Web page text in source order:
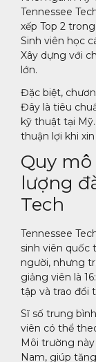
Tennessee
xếp Top 2
Sinh viên học
Xây dựng với
lớn.
Đặc biệt,
Đây là tiêu
kỹ thuật tại
thuận lợi khi
Quy
lượng
Tech
Tennessee
sinh viên quốc
người, nhưng
giảng viên là
tập và trao đổi
Sĩ số trung
viên có thể
Môi trường
Nam, giúp